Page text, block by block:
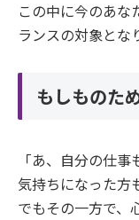
この中に今のあな
ランスの対象とな
もしものた
「あ、自分の仕
気持ちになった方
でもその一方で、